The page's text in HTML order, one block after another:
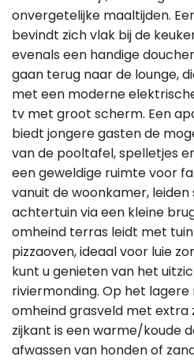
onvergetelijke maaltijden.
bevindt zich vlak bij de
evenals een handige
gaan terug naar de lounge,
met een moderne
tv met groot scherm. Een
biedt jongere gasten de
van de pooltafel, spelletjes
een geweldige ruimte voor
vanuit de woonkamer,
achtertuin via een kleine
omheind terras leidt met
pizzaoven, ideaal voor luie
kunt u genieten van het
riviermonding. Op het lagere
omheind grasveld met extra
zijkant is een warme/koude
afwassen van honden of